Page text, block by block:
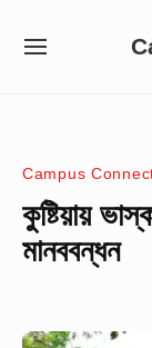
SITE
Campus
কুষ্টিয়ায়
মানববন্ধন